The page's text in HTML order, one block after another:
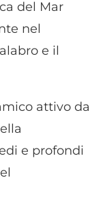
del Mar
nel
e il
attivo da
e profondi